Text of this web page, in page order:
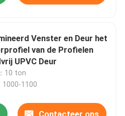
Venster en Deur het
van de Profielen
UPVC Deur
10 ton
1000-1100